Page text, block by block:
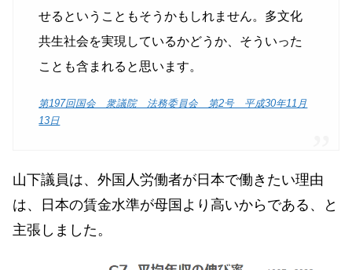
せるということもそうかもしれません。多文化
共生社会を実現しているかどうか、そういった
ことも含まれると思います。
第197回国会 衆議院 法務委員会 第2号 平成30年11月
13日
山下議員は、外国人労働者が日本で働きたい理由
は、日本の賃金水準が母国より高いからである、と
主張しました。